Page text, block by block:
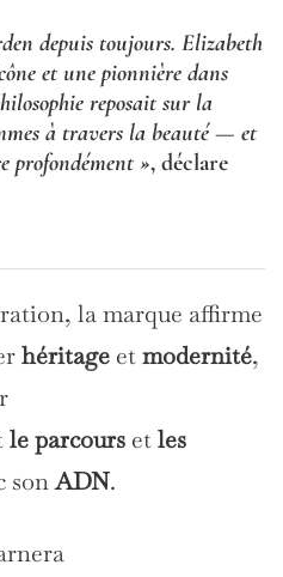
depuis toujours. Elizabeth
et une pionnière dans
reposait sur la
à travers la beauté — et
profondément », déclare
la marque affirme
héritage etmodernité,
le parcours etles
sonADN.